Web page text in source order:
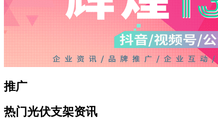
推广
热门光伏支架资讯